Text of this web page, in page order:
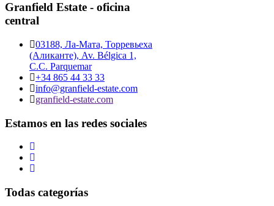
Granfield Estate - oficina
central
03188, Ла-Мата, Торревьеха
(Аликанте), Av. Bélgica 1,
C.C. Parquemar
+34 865 44 33 33
info@granfield-estate.com
granfield-estate.com
Estamos en las redes sociales
Todas categorías